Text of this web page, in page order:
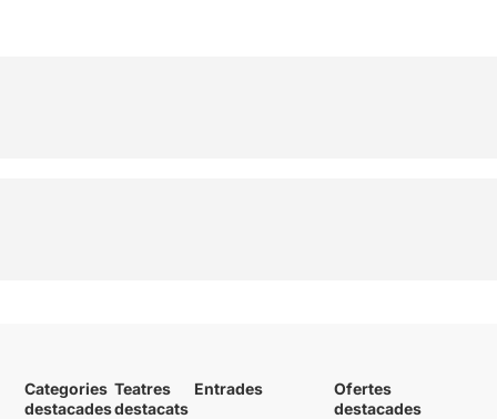
Categories
destacades
Teatres
destacats
Entrades
Ofertes
destacades